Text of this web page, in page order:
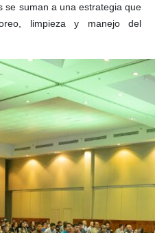
se suman a una estrategia que
limpieza y manejo del